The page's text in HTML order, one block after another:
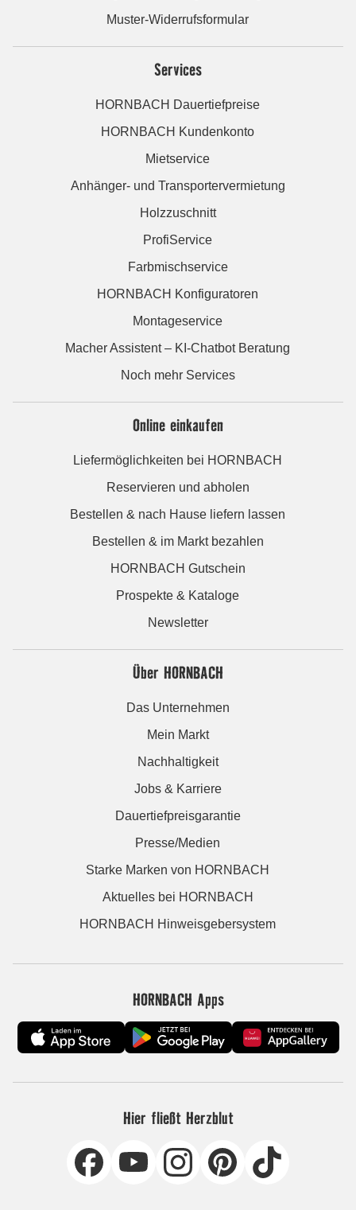
Muster-Widerrufsformular
Services
HORNBACH Dauertiefpreise
HORNBACH Kundenkonto
Mietservice
Anhänger- und Transportervermietung
Holzzuschnitt
ProfiService
Farbmischservice
HORNBACH Konfiguratoren
Montageservice
Macher Assistent – KI-Chatbot Beratung
Noch mehr Services
Online einkaufen
Liefermöglichkeiten bei HORNBACH
Reservieren und abholen
Bestellen & nach Hause liefern lassen
Bestellen & im Markt bezahlen
HORNBACH Gutschein
Prospekte & Kataloge
Newsletter
Über HORNBACH
Das Unternehmen
Mein Markt
Nachhaltigkeit
Jobs & Karriere
Dauertiefpreisgarantie
Presse/Medien
Starke Marken von HORNBACH
Aktuelles bei HORNBACH
HORNBACH Hinweisgebersystem
HORNBACH Apps
Hier fließt Herzblut